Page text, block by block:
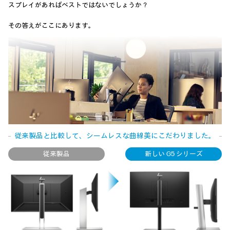
スプレイがあればベストではないでしょうか？
その答えがここにあります。
従来製品と比較して、シームレスな曲線美にこだわりました。
従来製品 新しい G5 シリーズ